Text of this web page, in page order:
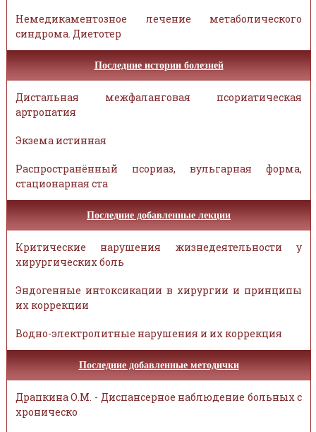
Немедикаментозное лечение метаболического
синдрома. Диетотер
Последние истории болезней
Дистальная межфаланговая псориатическая
артропатия
Экзема истинная
Распространённый псориаз, вульгарная форма,
стационарная ста
Последние добавленные лекции
Критические нарушения жизнедеятельности у
хирургических боль
Эндогенные интоксикации в хирургии и принципы
их коррекции
Водно-электролитные нарушения и их коррекция
Последние добавленные методички
Драпкина О.М. - Диспансерное наблюдение больных с
хроническо